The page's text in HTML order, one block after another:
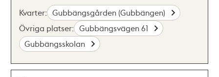
Kvarter: Gubbängsgården (Gubbängen)
Övriga platser: Gubbängsvägen 61
Gubbängsskolan